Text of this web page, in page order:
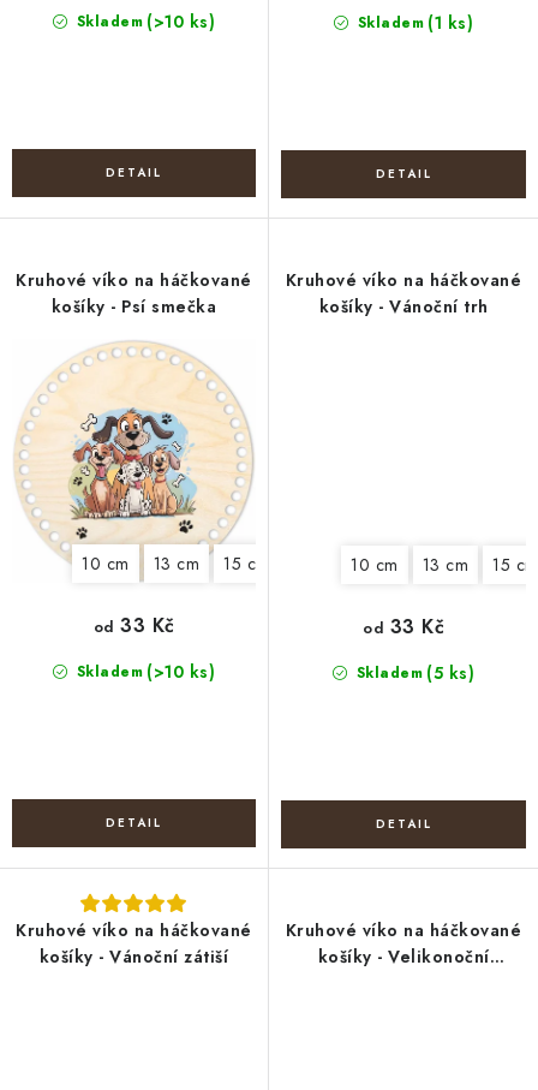
Skladem (>10 ks) Skladem (1 ks)
Kruhové víko na háčkované
košíky - Psí smečka
10 cm 13 cm 15 cm 20 cm 22 cm 25
Skladem (>10 ks)
od 33 Kč
Kruhové víko na háčkované
košíky - Vánoční trh
10 cm 13 cm 15 cm
Skladem (5 ks)
od 33 Kč
Kruhové víko na háčkované
košíky - Vánoční zátiší
Kruhové víko na háčkované
košíky - Velikonoční